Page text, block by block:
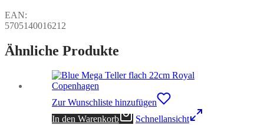
EAN:
5705140016212
Ähnliche Produkte
Zur Wunschliste hinzufügen
In den Warenkorb
Schnellansicht